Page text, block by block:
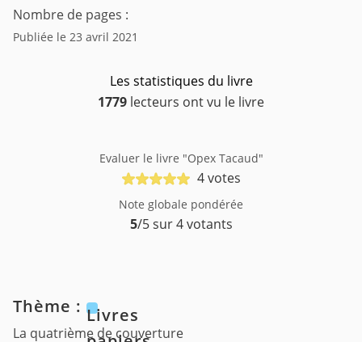
Nombre de pages :
Publiée le 23 avril 2021
Les statistiques du livre
1779 lecteurs ont vu le livre
Evaluer le livre "Opex Tacaud"
4 votes
Note globale pondérée
5/5 sur 4 votants
Thème : Livres
La quatrième de couverture